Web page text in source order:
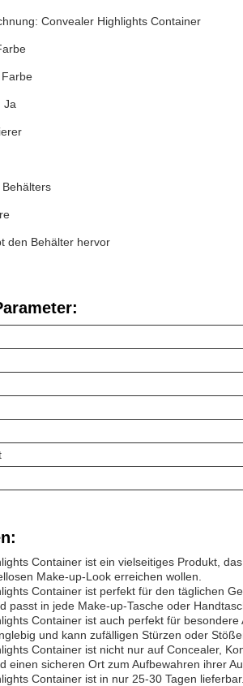
Convealer Highlights Container
Ja
den Behälter hervor
Container ist ein vielseitiges Produkt,
Make-up-Look erreichen wollen.
Container ist perfekt für den täglichen
passt in jede Make-up-Tasche oder
Container ist auch perfekt für
und kann zufälligen Stürzen oder
Container ist nicht nur auf Concealer,
einen sicheren Ort zum Aufbewahren ihrer
Container ist in nur 25-30 Tagen